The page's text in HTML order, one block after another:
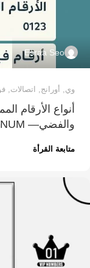
Esraa Seo
وي, أورانج, اتصالات,
أنواع الأرقام
والفضي— VIPNUM
متابعة القرأة